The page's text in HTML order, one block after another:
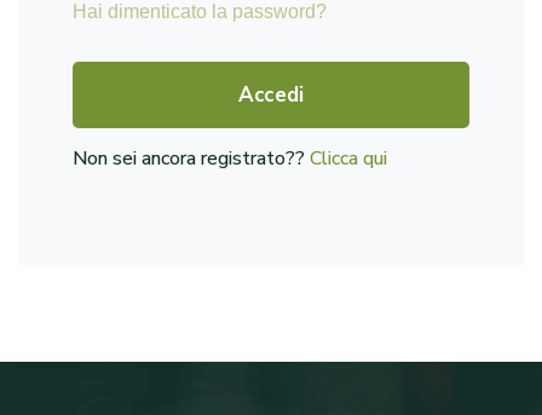
Hai dimenticato la password?
Accedi
Non sei ancora registrato??Clicca qui